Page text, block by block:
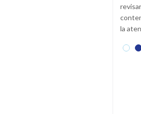
la